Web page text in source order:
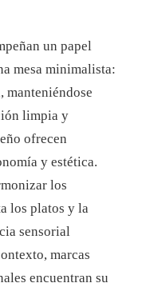
un papel
mesa minimalista:
manteniéndose
limpia y
ofrecen
y estética.
los
los platos y la
sensorial
marcas
encuentran su